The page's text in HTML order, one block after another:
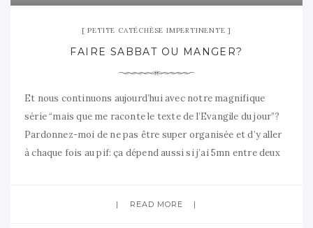
PETITE CATÉCHÈSE IMPERTINENTE
FAIRE SABBAT OU MANGER?
Et nous continuons aujourd’hui avec notre magnifique
série “mais que me raconte le texte de l’Evangile du jour”?
Pardonnez-moi de ne pas être super organisée et d’y aller
à chaque fois au pif: ça dépend aussi si j’ai 5mn entre deux
READ MORE